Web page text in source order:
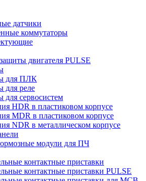
датчики
коммутаторы
двигателя PULSE
для ПЛК
для реле
для сервосистем
HDR в пластиковом корпусе
MDR в пластиковом корпусе
NDR в металлическом корпусе
модули для ПЧ
контактные приставки
контактные приставки PULSE